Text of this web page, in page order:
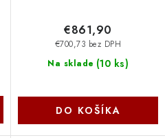
Na sklade (10 ks)
€700,73 bez DPH
€861,90
DO KOŠÍKA